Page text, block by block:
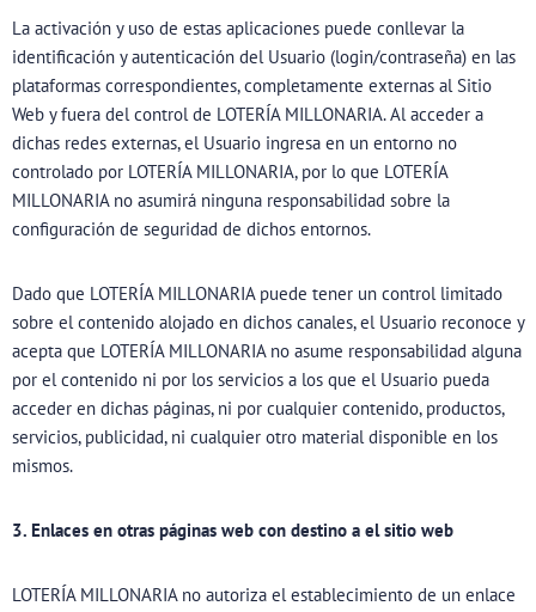
La activación y uso de estas aplicaciones puede conllevar la
identificación y autenticación del Usuario (login/contraseña) en las
plataformas correspondientes, completamente externas al Sitio
Web y fuera del control de LOTERÍA MILLONARIA. Al acceder a
dichas redes externas, el Usuario ingresa en un entorno no
controlado por LOTERÍA MILLONARIA, por lo que LOTERÍA
MILLONARIA no asumirá ninguna responsabilidad sobre la
configuración de seguridad de dichos entornos.
Dado que LOTERÍA MILLONARIA puede tener un control limitado
sobre el contenido alojado en dichos canales, el Usuario reconoce y
acepta que LOTERÍA MILLONARIA no asume responsabilidad alguna
por el contenido ni por los servicios a los que el Usuario pueda
acceder en dichas páginas, ni por cualquier contenido, productos,
servicios, publicidad, ni cualquier otro material disponible en los
mismos.
3. Enlaces en otras páginas web con destino a el sitio web
LOTERÍA MILLONARIA no autoriza el establecimiento de un enlace